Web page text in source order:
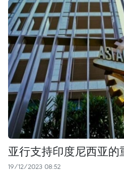
亚行支持印度尼西亚的
19/12/2023 08:52